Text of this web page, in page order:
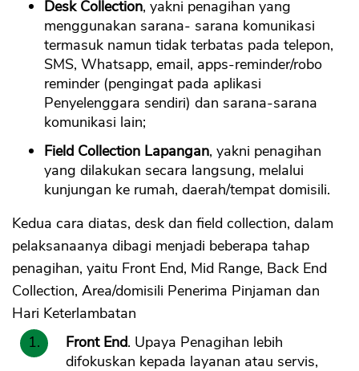
Desk Collection, yakni penagihan yang
menggunakan sarana- sarana komunikasi
termasuk namun tidak terbatas pada telepon,
SMS, Whatsapp, email, apps-reminder/robo
reminder (pengingat pada aplikasi
Penyelenggara sendiri) dan sarana-sarana
komunikasi lain;
Field Collection Lapangan, yakni penagihan
yang dilakukan secara langsung, melalui
kunjungan ke rumah, daerah/tempat domisili.
Kedua cara diatas, desk dan field collection, dalam
pelaksanaanya dibagi menjadi beberapa tahap
penagihan, yaitu Front End, Mid Range, Back End
Collection, Area/domisili Penerima Pinjaman dan
Hari Keterlambatan
Front End. Upaya Penagihan lebih
difokuskan kepada layanan atau servis,